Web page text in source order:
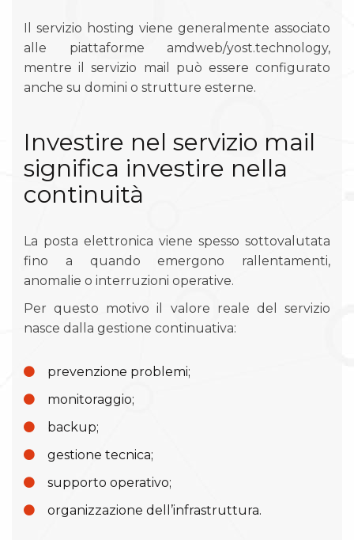
Il servizio hosting viene generalmente associato
alle piattaforme amdweb/yost.technology,
mentre il servizio mail può essere configurato
anche su domini o strutture esterne.
Investire nel servizio mail
significa investire nella
continuità
La posta elettronica viene spesso sottovalutata
fino a quando emergono rallentamenti,
anomalie o interruzioni operative.
Per questo motivo il valore reale del servizio
nasce dalla gestione continuativa:
prevenzione problemi;
monitoraggio;
backup;
gestione tecnica;
supporto operativo;
organizzazione dell’infrastruttura.